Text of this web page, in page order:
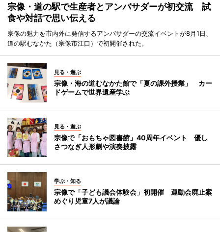
宗像・道の駅で生産者とアンバサダーが初交流 試
食や対話で思い伝える
宗像の魅力を市内外に発信するアンバサダーの交流イベントが8月1日、
道の駅むなかた（宗像市江口）で初開催された。
見る・遊ぶ
宗像・海の道むなかた館で「夏の課外授業」 カー
ドゲームで世界遺産学ぶ
見る・遊ぶ
宗像で「おもちゃ図書館」40周年イベント 優し
さつなぎ人形劇や演奏披露
学ぶ・知る
宗像で「子ども議会体験会」初開催 運動会廃止案
めぐり児童7人が議論